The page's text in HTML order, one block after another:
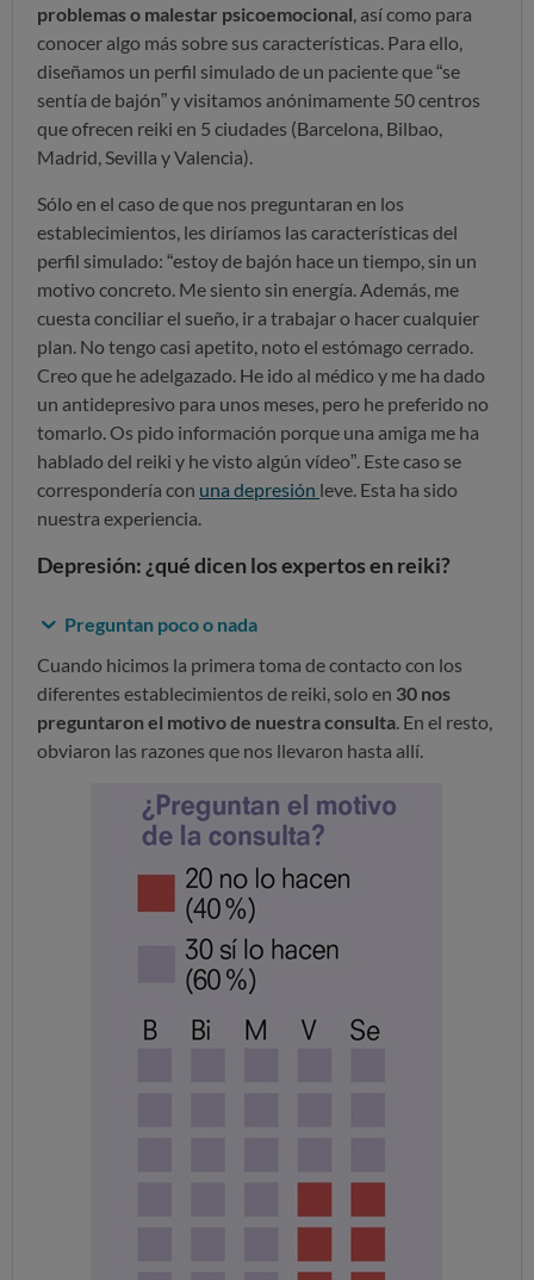
problemas o malestar psicoemocional , así como para
conocer algo más sobre sus características. Para ello,
diseñamos un perfil simulado de un paciente que “se
sentía de bajón” y visitamos anónimamente 50 centros
que ofrecen reiki en 5 ciudades (Barcelona, Bilbao,
Madrid, Sevilla y Valencia).
Sólo en el caso de que nos preguntaran en los
establecimientos, les diríamos las características del
perfil simulado: “estoy de bajón hace un tiempo, sin un
motivo concreto. Me siento sin energía. Además, me
cuesta conciliar el sueño, ir a trabajar o hacer cualquier
plan. No tengo casi apetito, noto el estómago cerrado.
Creo que he adelgazado. He ido al médico y me ha dado
un antidepresivo para unos meses, pero he preferido no
tomarlo. Os pido información porque una amiga me ha
hablado del reiki y he visto algún vídeo”. Este caso se
correspondería con una depresión leve. Esta ha sido
nuestra experiencia.
Depresión: ¿qué dicen los expertos en reiki?
Preguntan poco o nada
Cuando hicimos la primera toma de contacto con los
diferentes establecimientos de reiki, solo en 30 nos
preguntaron el motivo de nuestra consulta. En el resto,
obviaron las razones que nos llevaron hasta allí.